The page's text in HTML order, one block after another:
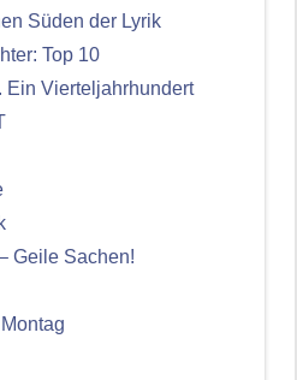
Süden der Lyrik
Top 10
Ein Vierteljahrhundert
Geile Sachen!